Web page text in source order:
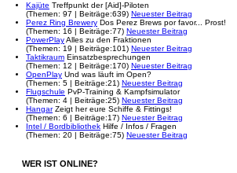
Kajüte Treffpunkt der [Aid]-Piloten
(Themen: 97 | Beiträge:639) Neuester Beitrag
Perez Ring Brewery Dos Perez Brews por favor... Prost!
(Themen: 16 | Beiträge:77) Neuester Beitrag
PowerPlayAlles zu den Fraktionen
(Themen: 19 | Beiträge:101) Neuester Beitrag
Taktikraum Einsatzbesprechungen
(Themen: 12 | Beiträge:170) Neuester Beitrag
OpenPlay Und was läuft im Open?
(Themen: 5 | Beiträge:21) Neuester Beitrag
Flugschule PvP-Training & Kampfsimulator
(Themen: 4 | Beiträge:25) Neuester Beitrag
Hangar Zeigt her eure Schiffe & Fittings!
(Themen: 6 | Beiträge:17) Neuester Beitrag
Intel / Bordbibliothek Hilfe / Infos / Fragen
(Themen: 20 | Beiträge:75) Neuester Beitrag
WER IST ONLINE?